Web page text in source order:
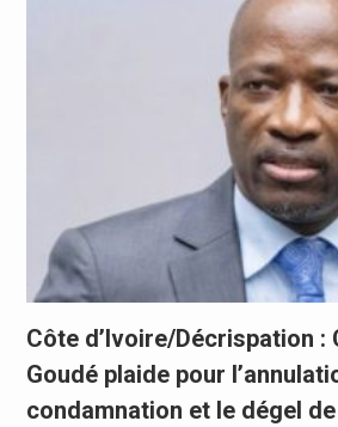
Côte d’Ivoire/Décrispation :
Goudé plaide pour
condamnation et le dégel